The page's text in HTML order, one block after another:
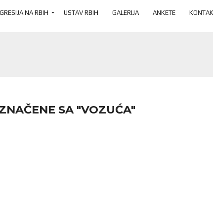
NA RBIH USTAV RBIH GALERIJA ANKETE
SA "VOZUĆA"